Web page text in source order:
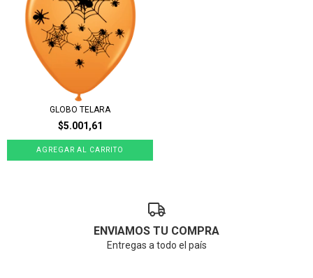
GLOBO TELARA
$5.001,61
ENVIAMOS TU COMPRA
Entregas a todo el país